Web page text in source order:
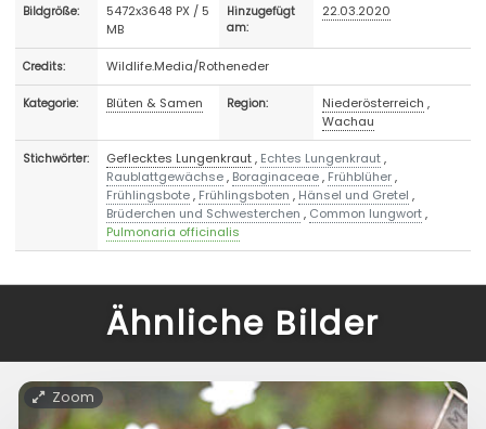
Bildgröße:
5472x3648 PX / 5
MB
Hinzugefügt
am:
22.03.2020
Credits: Wildlife.Media/Rotheneder
Kategorie: Blüten & Samen Region: Niederösterreich ,
Wachau
Stichwörter: Geflecktes Lungenkraut, Echtes Lungenkraut,
Raublattgewächse, Boraginaceae, Frühblüher,
Frühlingsbote, Frühlingsboten , Hänsel und Gretel ,
Brüderchen und Schwesterchen , Common lungwort,
Pulmonaria officinalis
Ähnliche Bilder
Zoom